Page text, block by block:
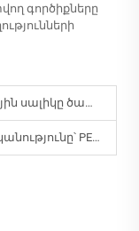
գործիքները
փայտե սալիկ:
դեկորատիվ պանելների համար: